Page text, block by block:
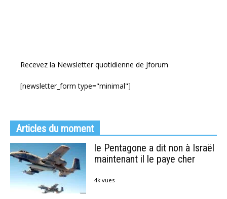
Recevez la Newsletter quotidienne de Jforum
[newsletter_form type="minimal"]
Articles du moment
le Pentagone a dit non à Israël
maintenant il le paye cher
4k vues